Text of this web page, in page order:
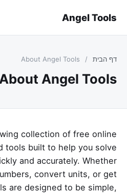
Angel Tools
דף הבית /
About Angel Tools
collection of free online
tools built to help you solve
and accurately. Whether
convert units, or get
are designed to be simple,